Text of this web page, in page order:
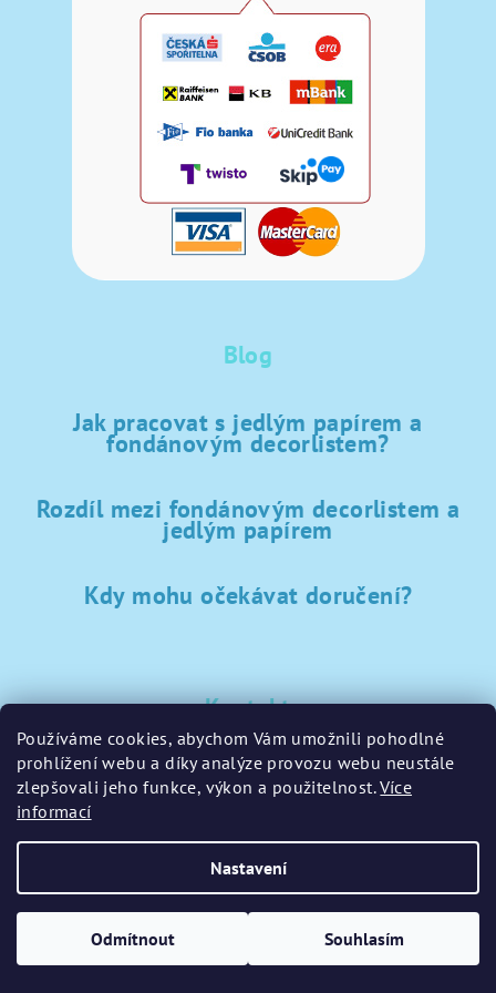
Používáme cookies, abychom Vám umožnili pohodlné
prohlížení webu a díky analýze provozu webu neustále
zlepšovali jeho funkce, výkon a použitelnost.Více
informací
Nastavení
Odmítnout Souhlasím
Blog
Jak pracovat s jedlým papírem a
fondánovým decorlistem?
Rozdíl mezi fondánovým decorlistem a
jedlým papírem
Kdy mohu očekávat doručení?
Kontakt
sklad@sladke-potreby.cz
+420 797728283
Upravit nastavení cookies
Vytvořil Shoptet